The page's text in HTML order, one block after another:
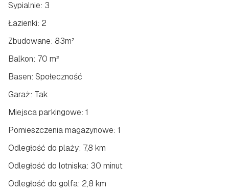
Łazienki: 2
Zbudowane: 83m²
Sypialnie: 3
Balkon: 70 m²
Basen: Społeczność
Garaż: Tak
Miejsca parkingowe: 1
Pomieszczenia magazynowe: 1
Odległość do plaży: 7,8 km
Odległość do lotniska: 30 minut
Odległość do golfa: 2,8 km